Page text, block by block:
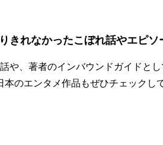
きれなかったこぼれ話やエピソ
や、著者のインバウンドガイドと
のエンタメ作品もぜひチェックし